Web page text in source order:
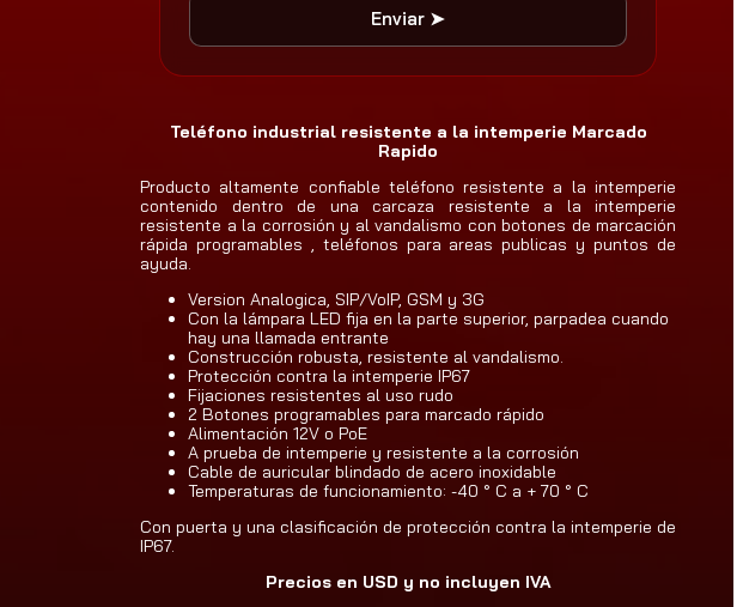
Enviar ➤
Teléfono industrial resistente a la intemperie Marcado
Rapido
Producto altamente confiable teléfono resistente a la intemperie
contenido dentro de una carcaza resistente a la intemperie
resistente a la corrosión y al vandalismo con botones de marcación
rápida programables , teléfonos para areas publicas y puntos de
ayuda.
Version Analogica, SIP/VoIP, GSM y 3G
Con la lámpara LED fija en la parte superior, parpadea cuando
hay una llamada entrante
Construcción robusta, resistente al vandalismo.
Protección contra la intemperie IP67
Fijaciones resistentes al uso rudo
2 Botones programables para marcado rápido
Alimentación 12V o PoE
A prueba de intemperie y resistente a la corrosión
Cable de auricular blindado de acero inoxidable
Temperaturas de funcionamiento: -40 ° C a + 70 ° C
Con puerta y una clasificación de protección contra la intemperie de
IP67.
Precios en USD y no incluyen IVA